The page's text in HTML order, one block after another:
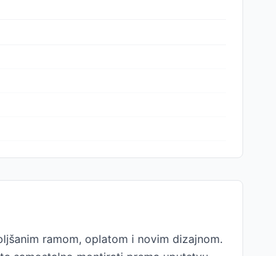
ramom, oplatom i novim dizajnom.